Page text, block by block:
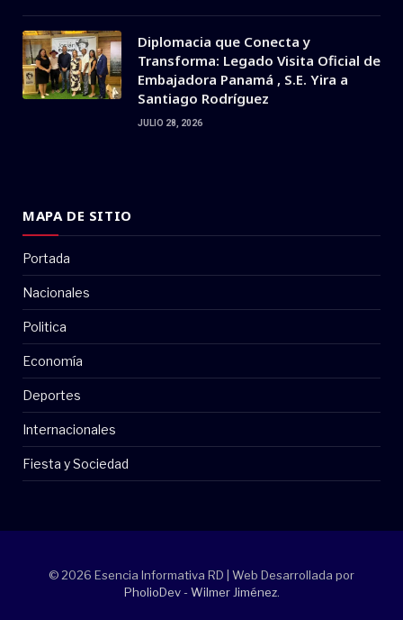
Diplomacia que Conecta y
Transforma: Legado Visita Oficial de
Embajadora Panamá , S.E. Yira a
Santiago Rodríguez
JULIO 28, 2026
MAPA DE SITIO
Portada
Nacionales
Politica
Economía
Deportes
Internacionales
Fiesta y Sociedad
© 2026 Esencia Informativa RD | Web Desarrollada por
PholioDev - Wilmer Jiménez.